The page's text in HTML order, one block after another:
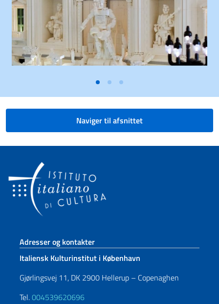
Naviger til afsnittet
Sidefod sektion
Adresser og kontakter
Italiensk Kulturinstitut i København
Gjørlingsvej 11, DK 2900 Hellerup – Copenaghen
Tel.004539620696